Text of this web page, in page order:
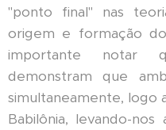
"ponto final" nas
origem e formação
importante notar
demonstram que
simultaneamente, logo
Babilônia, levando-